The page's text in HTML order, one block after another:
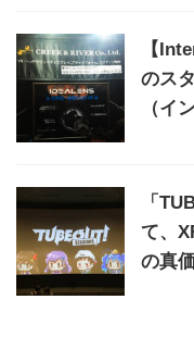
【
のス
（イ
「
て、
の真